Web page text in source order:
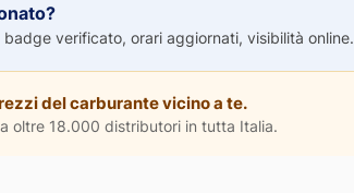
verificato, orari aggiornati, visibilità online.
del carburante vicino a te.
oltre 18.000 distributori in tutta Italia.